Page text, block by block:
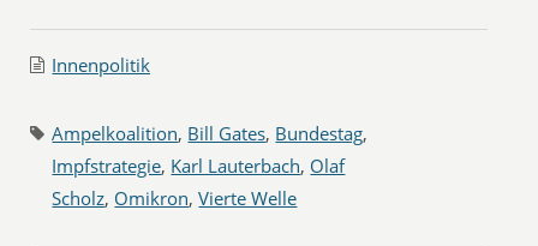
Innenpolitik
Ampelkoalition, Bill Gates, Bundestag,
Impfstrategie, Karl Lauterbach, Olaf
Scholz, Omikron,Vierte Welle